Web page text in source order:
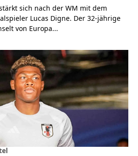
sich nach der WM mit dem
Lucas Digne. Der 32-jährige
von Europa...